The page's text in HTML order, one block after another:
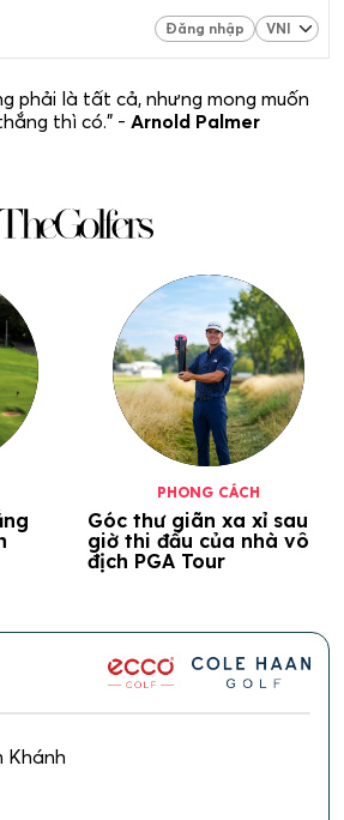
Đăng nhập
phải là tất cả, nhưng mong muốn
thì có." - Arnold Palmer
PHONG CÁCH
Góc thư giãn xa xỉ sau
giờ thi đấu của nhà vô
địch PGA Tour
Khánh